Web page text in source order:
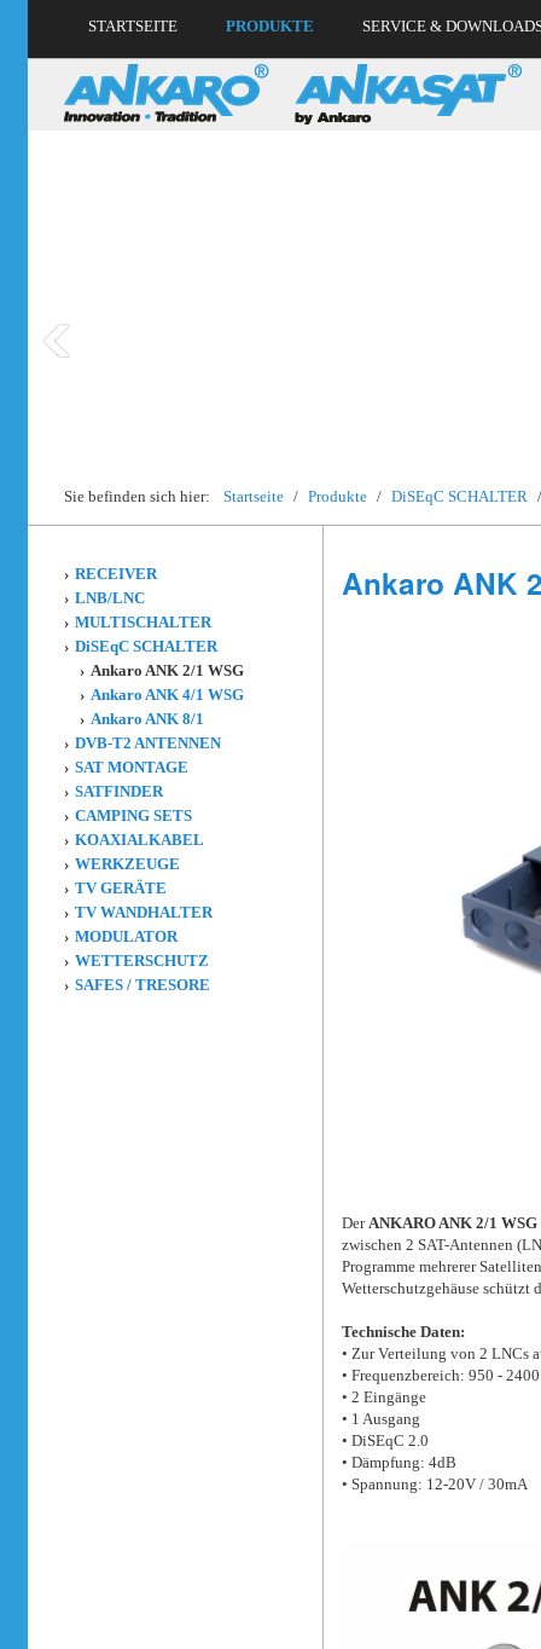
STARTSEITE PRODUKTE SERVICE &
Sie befinden sich hier: Startseite / Produkte / DiSEqC SCHALTER /
RECEIVER
LNB/LNC
MULTISCHALTER
DiSEqC SCHALTER
Ankaro ANK 2/1 WSG
Ankaro ANK 4/1 WSG
Ankaro ANK 8/1
DVB-T2 ANTENNEN
SAT MONTAGE
SATFINDER
CAMPING SETS
KOAXIALKABEL
WERKZEUGE
TV GERÄTE
TV WANDHALTER
MODULATOR
WETTERSCHUTZ
SAFES / TRESORE
Ankaro ANK
DerANKARO ANK 2/1 WSG
zwischen 2 SAT-Antennen
Programme mehrerer
Wetterschutzgehäuse schützt
Technische Daten:
• Zur Verteilung von 2 LNCs
• Frequenzbereich: 950 -
• 2 Eingänge
• 1 Ausgang
• DiSEqC 2.0
• Dämpfung: 4dB
• Spannung: 12-20V / 30mA